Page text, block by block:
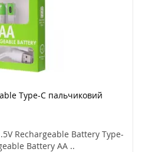
Type-C пальчиковий
Rechargeable Battery Type-
Battery АА ..